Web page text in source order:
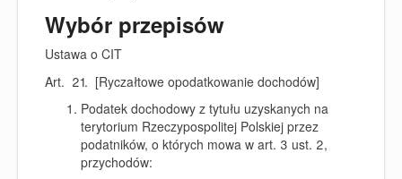
Wybór przepisów
Ustawa o CIT
Art. 21. [Ryczałtowe opodatkowanie dochodów]
Podatek dochodowy z tytułu uzyskanych na
terytorium Rzeczypospolitej Polskiej przez
podatników, o których mowa w art. 3 ust. 2,
przychodów: